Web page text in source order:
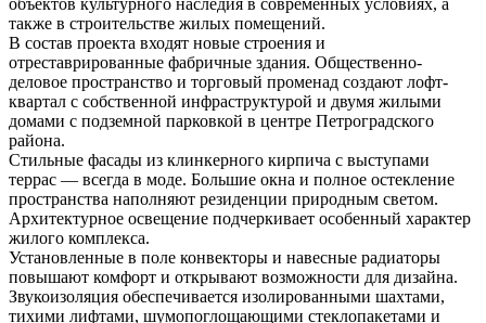
также в строительстве жилых помещений.
В состав проекта входят новые строения и
отреставрированные фабричные здания. Общественно-
деловое пространство и торговый променад создают лофт-
квартал с собственной инфраструктурой и двумя жилыми
домами с подземной парковкой в центре Петроградского
района.
Стильные фасады из клинкерного кирпича с выступами
террас — всегда в моде. Большие окна и полное остекление
пространства наполняют резиденции природным светом.
Архитектурное освещение подчеркивает особенный характер
жилого комплекса.
Установленные в поле конвекторы и навесные радиаторы
повышают комфорт и открывают возможности для дизайна.
Звукоизоляция обеспечивается изолированными шахтами,
тихими лифтами, шумопоглощающими стеклопакетами и